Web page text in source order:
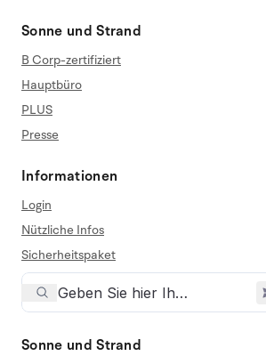
Sonne und Strand
B Corp-zertifiziert
Hauptbüro
PLUS
Presse
Informationen
Login
Nützliche Infos
Sicherheitspaket
Sonne und Strand